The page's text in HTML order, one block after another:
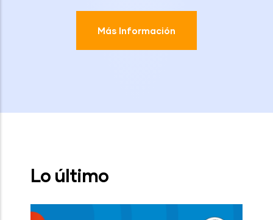
Más Información
Lo último